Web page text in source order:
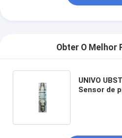
Obter O Melhor
UNIVO
Sensor de